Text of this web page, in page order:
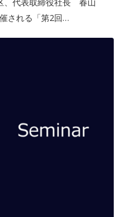
される「第2回…